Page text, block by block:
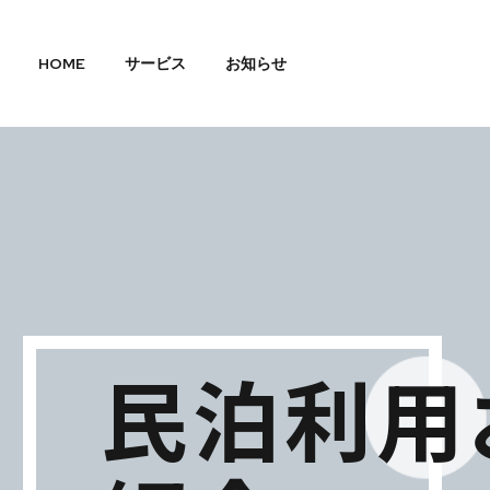
HOME サービス お知らせ
民泊利